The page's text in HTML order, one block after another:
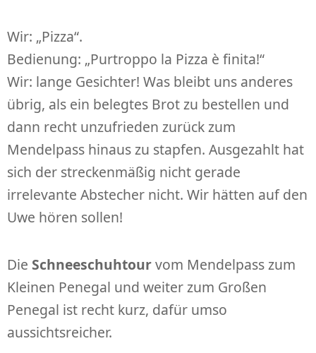
Wir: „Pizza“.
Bedienung: „Purtroppo la Pizza è finita!“
Wir: lange Gesichter! Was bleibt uns anderes
übrig, als ein belegtes Brot zu bestellen und
dann recht unzufrieden zurück zum
Mendelpass hinaus zu stapfen. Ausgezahlt hat
sich der streckenmäßig nicht gerade
irrelevante Abstecher nicht. Wir hätten auf den
Uwe hören sollen!
Die Schneeschuhtourvom Mendelpass zum
Kleinen Penegal und weiter zum Großen
Penegal ist recht kurz, dafür umso
aussichtsreicher.